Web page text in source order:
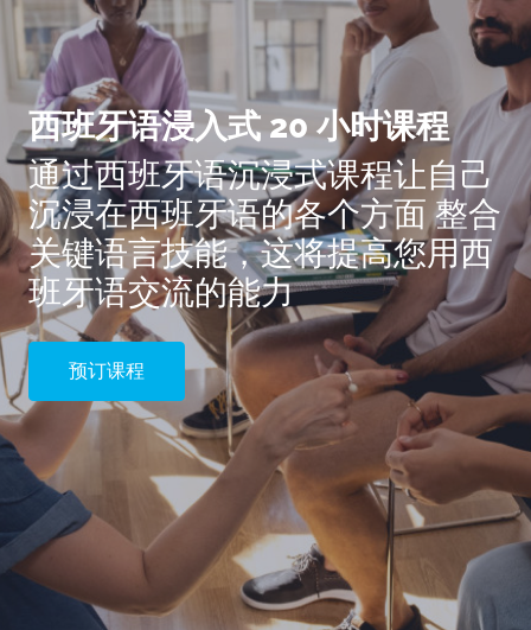
西班牙语浸入式 20 小时课程
通过西班牙语沉浸式课程让自己
沉浸在西班牙语的各个方面 整合
关键语言技能，这将提高您用西
班牙语交流的能力
预订课程